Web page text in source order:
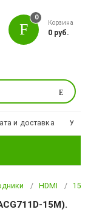
Поиск
0
Корзина
0 руб.
и доставка
HDMI 15
15M).